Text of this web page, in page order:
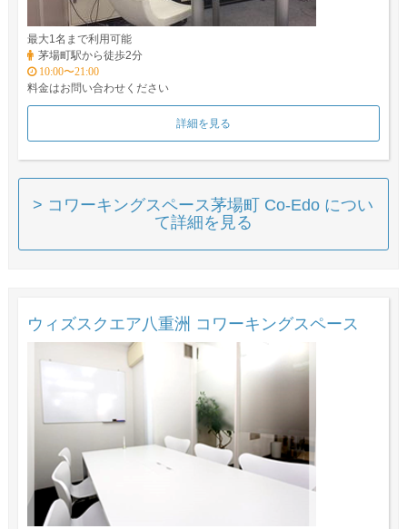
最大1名まで利用可能
茅場町駅から徒歩2分
10:00〜21:00
料金はお問い合わせください
詳細を見る
> コワーキングスペース茅場町 Co-Edo につい
て詳細を見る
ウィズスクエア八重洲 コワーキングスペース